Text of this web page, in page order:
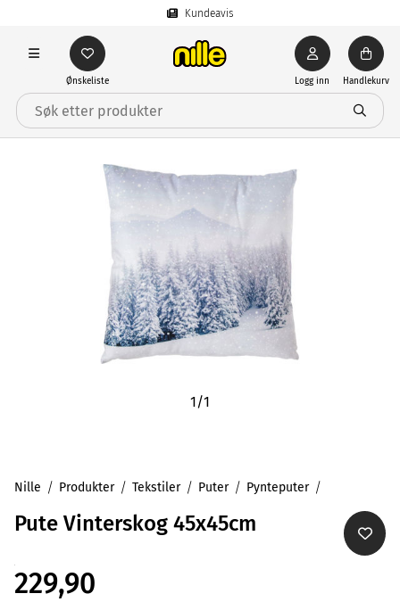
Kundeavis
Ønskeliste Logg inn Handlekurv
1/1
Nille Produkter Tekstiler Puter Pynteputer
Pute Vinterskog 45x45cm
229,90